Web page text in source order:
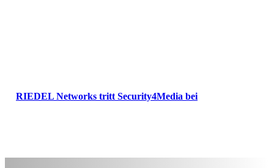
RIEDEL Networks tritt Security4Media bei